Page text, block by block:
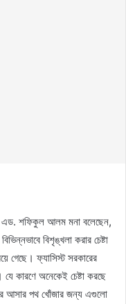
এড. শফিকুল আলম মনা বলেছেন,
বিশৃঙ্খলা করার চেষ্টা
গেছে। ফ্যাসিস্ট সরকারের
কারণে অনেকেই চেষ্টা করছে
আসার পথ খোঁজার জন্য এগুলো